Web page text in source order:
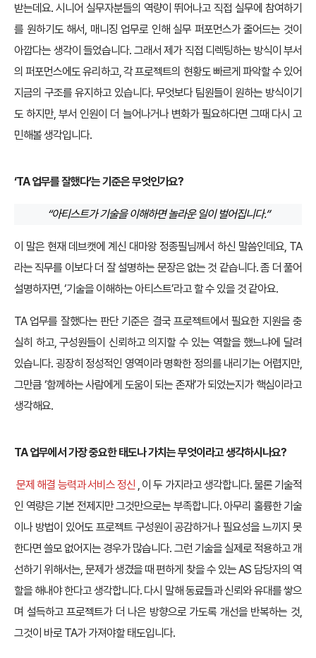
받는데요. 시니어 실무자분들의 역량이 뛰어나고 직접 실무에 참여하기
를 원하기도 해서, 매니징 업무로 인해 실무 퍼포먼스가 줄어드는 것이
아깝다는 생각이 들었습니다. 그래서 제가 직접 디렉팅하는 방식이 부서
의 퍼포먼스에도 유리하고, 각 프로젝트의 현황도 빠르게 파악할 수 있어
지금의 구조를 유지하고 있습니다. 무엇보다 팀원들이 원하는 방식이기
도 하지만, 부서 인원이 더 늘어나거나 변화가 필요하다면 그때 다시 고
민해볼 생각입니다.
‘TA 업무를 잘했다’는 기준은 무엇인가요?
“아티스트가 기술을 이해하면 놀라운 일이 벌어집니다.”
이 말은 현재 데브캣에 계신 대마왕 정종필님께서 하신 말씀인데요, TA
라는 직무를 이보다 더 잘 설명하는 문장은 없는 것 같습니다. 좀 더 풀어
설명하자면, ‘기술을 이해하는 아티스트’라고 할 수 있을 것 같아요.
TA 업무를 잘했다는 판단 기준은 결국 프로젝트에서 필요한 지원을 충
실히 하고, 구성원들이 신뢰하고 의지할 수 있는 역할을 했느냐에 달려
있습니다. 굉장히 정성적인 영역이라 명확한 정의를 내리기는 어렵지만,
그만큼 ‘함께하는 사람에게 도움이 되는 존재’가 되었는지가 핵심이라고
생각해요.
TA 업무에서 가장 중요한 태도나 가치는 무엇이라고 생각하시나요?
문제 해결 능력과 서비스 정신 , 이 두 가지라고 생각합니다. 물론 기술적
인 역량은 기본 전제지만 그것만으로는 부족합니다. 아무리 훌륭한 기술
이나 방법이 있어도 프로젝트 구성원이 공감하거나 필요성을 느끼지 못
한다면 쓸모 없어지는 경우가 많습니다. 그런 기술을 실제로 적용하고 개
선하기 위해서는, 문제가 생겼을 때 편하게 찾을 수 있는 AS 담당자의 역
할을 해내야 한다고 생각합니다. 다시 말해 동료들과 신뢰와 유대를 쌓으
며 설득하고 프로젝트가 더 나은 방향으로 가도록 개선을 반복하는 것,
그것이 바로 TA가 가져야할 태도입니다.